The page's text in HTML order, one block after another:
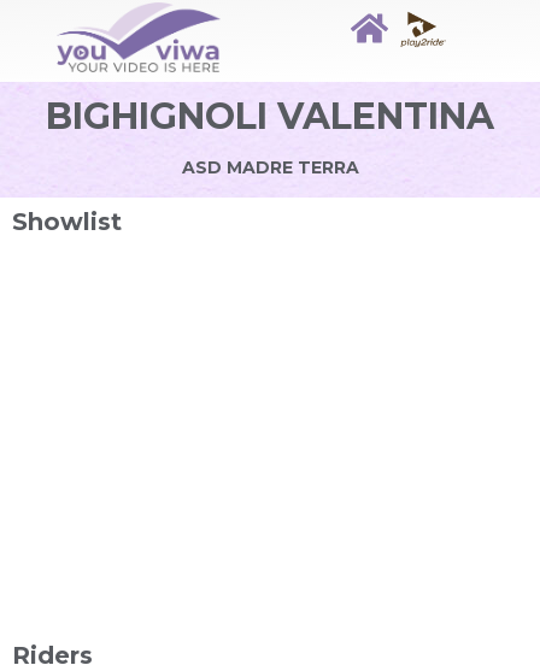
BIGHIGNOLI VALENTINA
ASD MADRE TERRA
Showlist
Riders